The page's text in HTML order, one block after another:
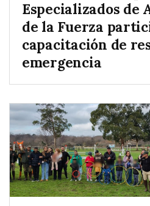
Especializados de
de la Fuerza
capacitación de
emergencia